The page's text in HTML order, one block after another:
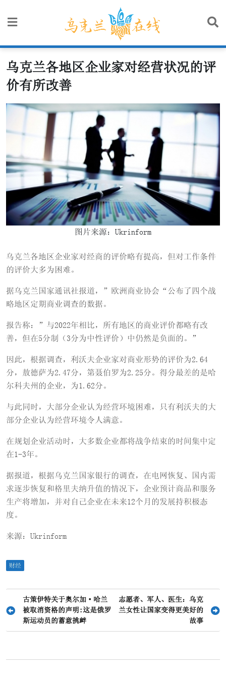
乌克兰各地区企业家对经营状况的评
价有所改善
图片来源：Ukrinform
乌克兰各地区企业家对经商的评价略有提高，但对工作条件
的评价大多为困难。
据乌克兰国家通讯社报道，”欧洲商业协会“公布了四个战
略地区定期商业调查的数据。
报告称：”与2022年相比，所有地区的商业评价都略有改
善，但在5分制（3分为中性评价）中仍然是负面的。”
因此，根据调查，利沃夫企业家对商业形势的评价为2.64
分，敖德萨为2.47分，第聂伯罗为2.25分。得分最差的是哈
尔科夫州的企业，为1.62分。
与此同时，大部分企业认为经营环境困难，只有利沃夫的大
部分企业认为经营环境令人满意。
在规划企业活动时，大多数企业都将战争结束的时间集中定
在1-3年。
据报道，根据乌克兰国家银行的调查，在电网恢复、国内需
求逐步恢复和格里夫纳升值的情况下，企业预计商品和服务
生产将增加，并对自己企业在未来12个月的发展持积极态
度。
来源：Ukrinform
财经
章
导
古策伊特关于奥尔加·哈兰
被取消资格的声明:这是俄罗
斯运动员的蓄意挑衅
志愿者、军人、医生：乌克
兰女性让国家变得更美好的
故事